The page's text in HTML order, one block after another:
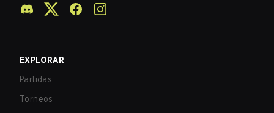
EXPLORAR
Partidas
Torneos